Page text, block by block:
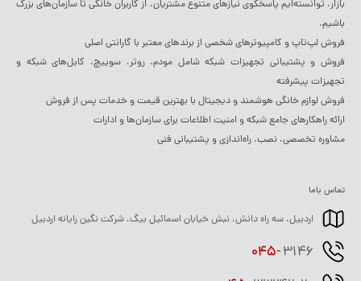
بازار، توانسته‌ایم پاسخگوی نیازهای متنوع مشتریان، از کاربران خانگی تا سازمان‌های بزرگ
باشیم.
فروش لپ‌تاپ و کامپیوترهای شخصی از برندهای معتبر با گارانتی اصلی
فروش و پشتیبانی تجهیزات شبکه شامل مودم، روتر، سوییچ، کابل‌های شبکه و
تجهیزات پیشرفته
فروش لوازم خانگی هوشمند و دیجیتال با بهترین قیمت و خدمات پس از فروش
ارائه راهکارهای جامع شبکه و امنیت اطلاعات برای سازمان‌ها و ادارات
مشاوره تخصصی، نصب، راه‌اندازی و پشتیبانی فنی
تماس باما
اردبیل، سه راه دانش، نبش خیابان اسمائیل بیگ، شرکت نگین رایانه اردبیل
045-3146